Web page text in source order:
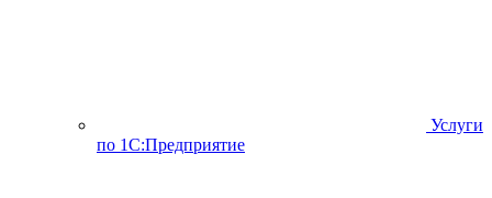
Услуги
по 1С:Предприятие